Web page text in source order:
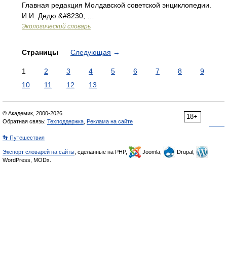
Главная редакция Молдавской советской энциклопедии.
И.И. Дедю.&#8230; …
Экологический словарь
Страницы Следующая →
1 2 3 4 5 6 7 8
9
10
11 12 13
18+
© Академик, 2000-2026
Обратная связь: Техподдержка Реклама на сайте
👣 Путешествия
Экспорт словарей на сайты , сделанные на PHP, Joomla,
Drupal,
WordPress, MODx.